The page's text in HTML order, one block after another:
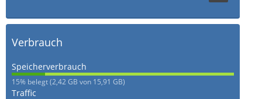
Verbrauch
Speicherverbrauch
15,21%
15% belegt (2,42 GB von 15,91 GB)
Traffic